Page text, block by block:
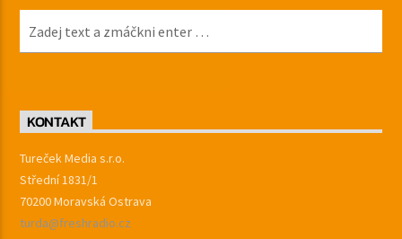
KONTAKT
Tureček Media s.r.o.
Střední 1831/1
70200 Moravská Ostrava
turda@freshradio.cz